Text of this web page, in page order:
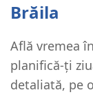
Brăila
Află vremea
planifică-ți
detaliată, pe